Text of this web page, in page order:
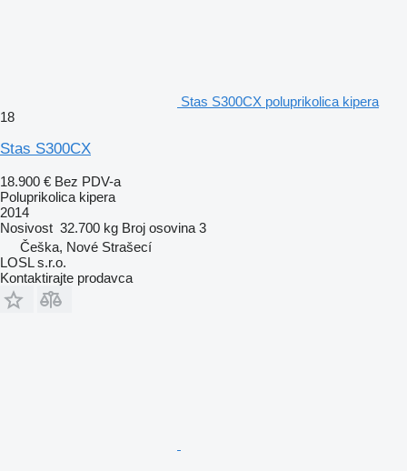
Stas S300CX poluprikolica kipera
18
Stas S300CX
18.900 € Bez PDV-a
Poluprikolica kipera
2014
Nosivost 32.700 kg Broj osovina 3
Češka, Nové Strašecí
LOSL s.r.o.
Kontaktirajte prodavca